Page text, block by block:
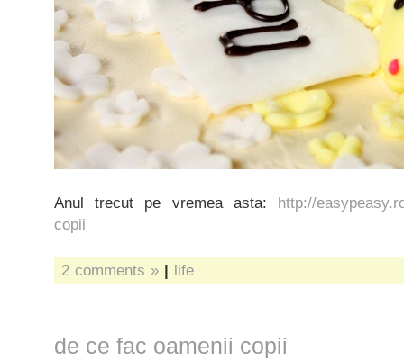
Anul trecut pe vremea asta: http://
copii
2 comments » | life
de ce fac oamenii copii